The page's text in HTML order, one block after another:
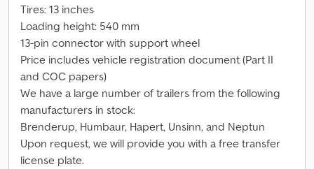
Tires: 13 inches
Loading height: 540 mm
13-pin connector with support wheel
Price includes vehicle registration document (Part II
and COC papers)
We have a large number of trailers from the following
manufacturers in stock:
Brenderup, Humbaur, Hapert, Unsinn, and Neptun
Upon request, we will provide you with a free transfer
license plate.